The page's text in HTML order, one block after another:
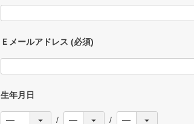
Ｅメールアドレス (必須)
生年月日